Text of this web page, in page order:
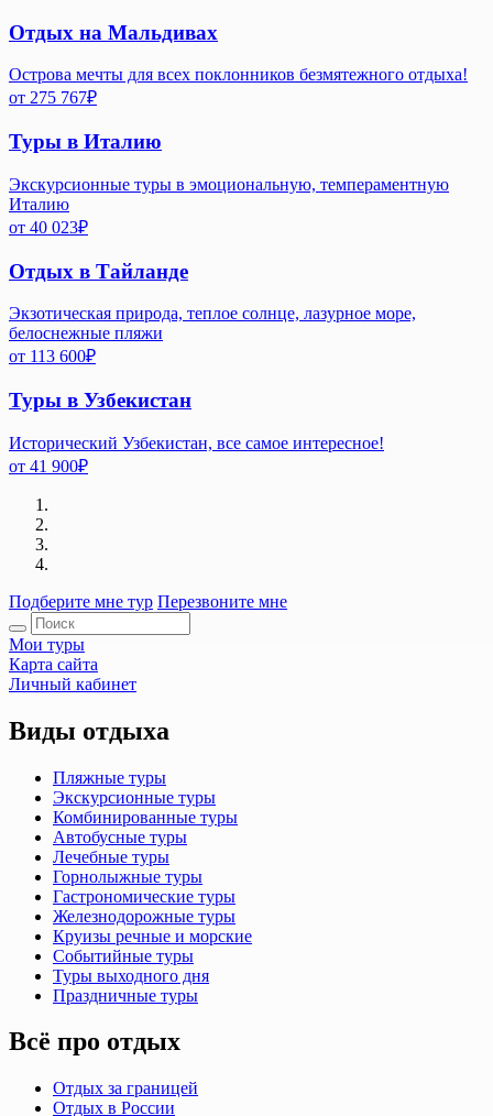
Отдых на Мальдивах
Острова мечты для всех поклонников безмятежного отдыха!
от 275 767₽
Туры в Италию
Экскурсионные туры в эмоциональную, темпераментную
Италию
от 40 023₽
Отдых в Тайланде
Экзотическая природа, теплое солнце, лазурное море,
белоснежные пляжи
от 113 600₽
Туры в Узбекистан
Исторический Узбекистан, все самое интересное!
от 41 900₽
Подберите мне тур Перезвоните мне
Мои туры
Карта сайта
Личный кабинет
Виды отдыха
Пляжные туры
Экскурсионные туры
Комбинированные туры
Автобусные туры
Лечебные туры
Горнолыжные туры
Гастрономические туры
Железнодорожные туры
Круизы речные и морские
Событийные туры
Туры выходного дня
Праздничные туры
Всё про отдых
Отдых за границей
Отдых в России